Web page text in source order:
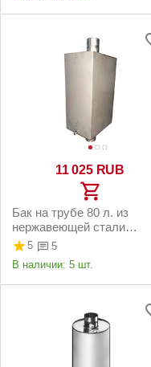
11 025 RUB
Бак на трубе 80 л. из
нержавеющей стали
(пищевой AISI 201) ф 115
мм Успех+
5
5
В наличии: 5 шт.